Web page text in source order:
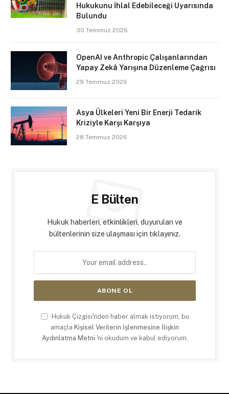
Hukukunu İhlal Edebileceği Uyarısında
Bulundu
30 Temmuz 2026
OpenAI ve Anthropic Çalışanlarından
Yapay Zekâ Yarışına Düzenleme Çağrısı
29 Temmuz 2026
Asya Ülkeleri Yeni Bir Enerji Tedarik
Kriziyle Karşı Karşıya
28 Temmuz 2026
E Bülten
Hukuk haberleri, etkinlikleri, duyuruları ve
bültenlerinin size ulaşması için tıklayınız.
Hukuk Çizgisi'nden haber almak istiyorum, bu
amaçla Kişisel Verilerin İşlenmesine İlişkin
Aydınlatma Metni 'ni okudum ve kabul ediyorum.